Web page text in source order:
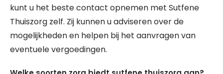
kunt u het beste contact opnemen met Sutfene
Thuiszorg zelf. Zij kunnen u adviseren over de
mogelijkheden en helpen bij het aanvragen van
eventuele vergoedingen.